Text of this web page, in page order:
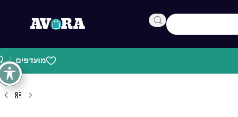
מועדפים